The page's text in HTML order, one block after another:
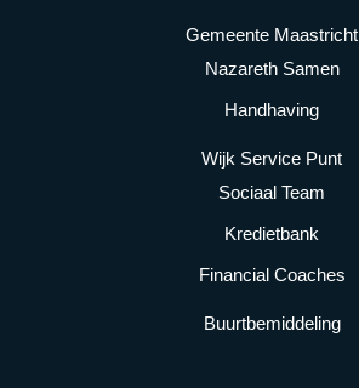
Gemeente Maastricht
Nazareth Samen
Handhaving
Wijk Service Punt
Sociaal Team
Kredietbank
Financial Coaches
Buurtbemiddeling